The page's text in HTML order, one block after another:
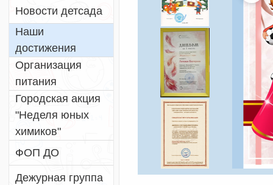
Новости детсада
Наши
достижения
Организация
питания
Городская акция
"Неделя юных
химиков"
ФОП ДО
Дежурная группа